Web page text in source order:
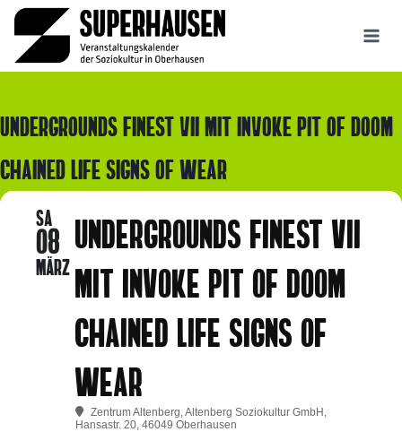
Zum
Inhalt
springen
UNDERGROUNDS FINEST VII MIT INVOKE PIT OF DOOM
CHAINED LIFE SIGNS OF WEAR
SA
08
MÄRZ
UNDERGROUNDS FINEST VII
MIT INVOKE PIT OF DOOM
CHAINED LIFE SIGNS OF
WEAR
Zentrum Altenberg, Altenberg Soziokultur GmbH,
Hansastr. 20, 46049 Oberhausen